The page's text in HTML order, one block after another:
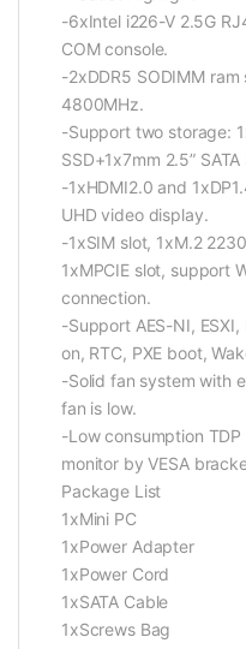
-6xIntel i226-V 2.5G
COM console.
-2xDDR5 SODIMM
4800MHz.
-Support two storage:
SSD+1x7mm 2.5” SATA
-1xHDMI2.0 and
UHD video display.
-1xSIM slot, 1xM.2
1xMPCIE slot, support
connection.
-Support AES-NI,
on, RTC, PXE boot,
-Solid fan system with
fan is low.
-Low consumption
monitor by VESA
Package List
1xMini PC
1xPower Adapter
1xPower Cord
1xSATA Cable
1xScrews Bag